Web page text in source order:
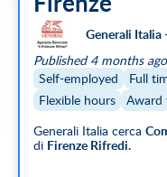
Generali Italia
Published 4 months ago
Self-employed
Full
Flexible hours
Generali Italia cerca
di Firenze Rifredi.